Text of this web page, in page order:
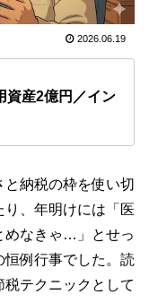
2026.06.19
資産2億円／イン
納税の枠を使い切
り、年明けには「医
めなきゃ…」とせっ
例行事でした。読
テクニックとして